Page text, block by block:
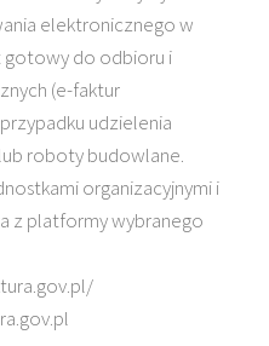
elektronicznego w
gotowy do odbioru i
(e-faktur
udzielenia
roboty budowlane.
organizacyjnymi i
z platformy wybranego